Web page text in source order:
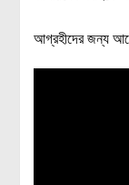
আগ্রহীদের জন্য